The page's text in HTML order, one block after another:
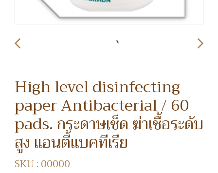
High level disinfecting
paper Antibacterial / 60
pads. กระดาษเช็ด ฆ่าเชื้อระดับ
สูง แอนตี้แบคทีเรีย
SKU : 00000